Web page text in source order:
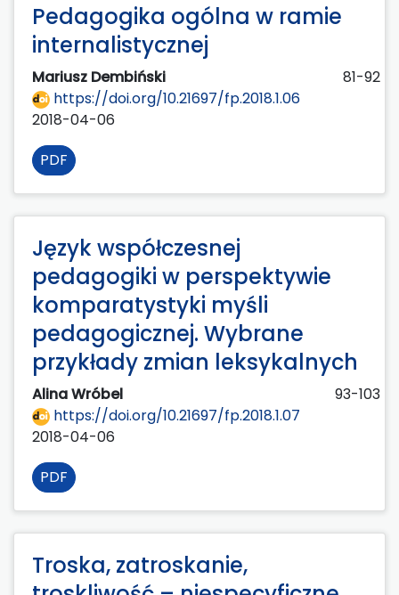
Pedagogika ogólna w ramie
internalistycznej
Mariusz Dembiński
81-92
https://doi.org/10.21697/fp.2018.1.06
2018-04-06
PDF
Język współczesnej
pedagogiki w perspektywie
komparatystyki myśli
pedagogicznej. Wybrane
przykłady zmian leksykalnych
Alina Wróbel
93-103
https://doi.org/10.21697/fp.2018.1.07
2018-04-06
PDF
Troska, zatroskanie,